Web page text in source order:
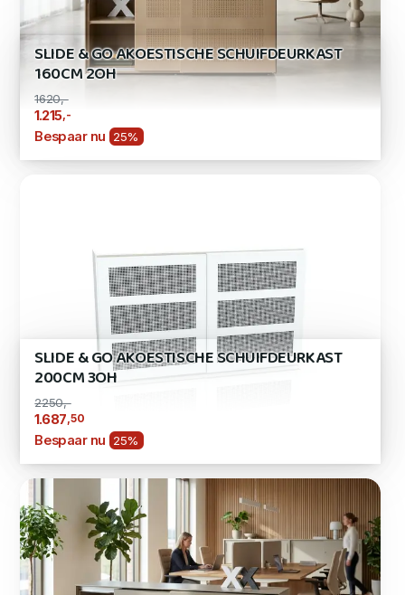
SLIDE & GO AKOESTISCHE SCHUIFDEURKAST
160CM 2OH
1620,-
1.215 ,-
Bespaar nu 25%
SLIDE & GO AKOESTISCHE SCHUIFDEURKAST
200CM 3OH
2250,-
1.687 ,50
Bespaar nu 25%